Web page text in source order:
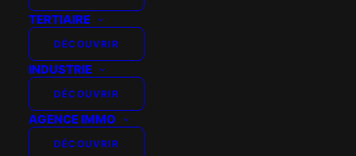
TERTIAIRE
DÉCOUVRIR
INDUSTRIE
DÉCOUVRIR
AGENCE IMMO
DÉCOUVRIR